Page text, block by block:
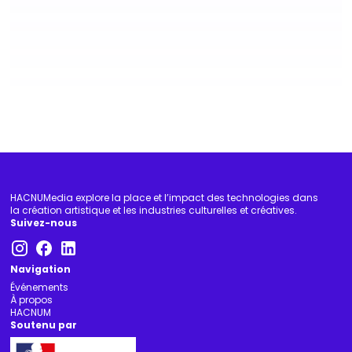
HACNUMedia explore la place et l’impact des technologies dans
la création artistique et les industries culturelles et créatives.
Suivez-nous
Navigation
Événements
À propos
HACNUM
Soutenu par